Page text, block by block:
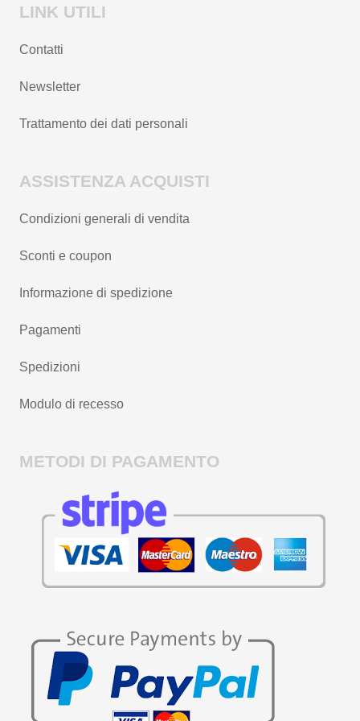
LINK UTILI
Contatti
Newsletter
Trattamento dei dati personali
ASSISTENZA ACQUISTI
Condizioni generali di vendita
Sconti e coupon
Informazione di spedizione
Pagamenti
Spedizioni
Modulo di recesso
METODI DI PAGAMENTO